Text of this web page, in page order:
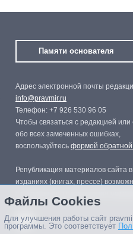
Памяти основателя
Адрес электронной почты
info@pravmir.ru
Телефон: +7 926 530 96 05
Чтобы связаться с редакцией
обо всех замеченных ошибках,
воспользуйтесь формой обратной
Републикация материалов сайта
изданиях (книгах, прессе)
Файлы Cookies
Для улучшения работы сайт
программы. Это соответствует